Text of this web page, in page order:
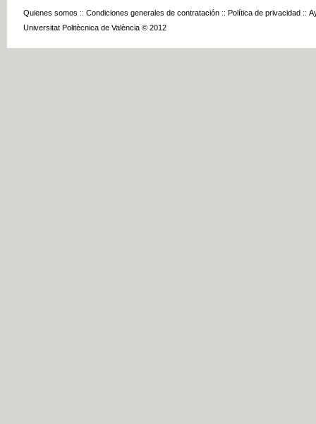
Quienes somos :: Condiciones generales de contratación :: Política de privacidad ::
Universitat Politècnica de València © 2012